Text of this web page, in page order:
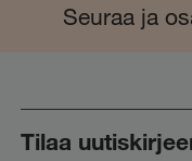
Seuraa ja
Tilaa